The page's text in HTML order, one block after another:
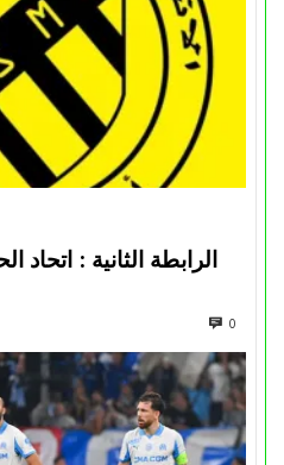
الرابطة الثانية :
0